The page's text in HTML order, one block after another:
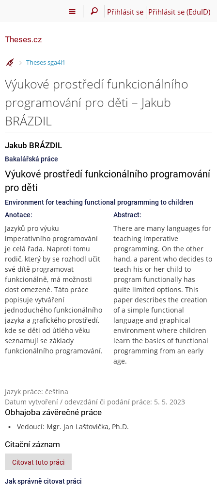
Přihlásit se Přihlásit se (EduID)
Theses.cz
>
Theses sga4i1
Výukové prostředí funkcionálního
programování pro děti – Jakub
BRÁZDIL
Jakub BRÁZDIL
Bakalářská práce
Výukové prostředí funkcionálního programování
pro děti
Environment for teaching functional programming to children
Anotace:
Jazyků pro výuku
imperativního programování
je celá řada. Naproti tomu
rodič, který by se rozhodl učit
své dítě programovat
funkcionálně, má možnosti
dost omezené. Táto práce
popisuje vytváření
jednoduchého funkcionálního
jazyka a grafického prostředí,
kde se děti od útlého věku
seznamují se základy
funkcionálního programování.
Abstract:
There are many languages for
teaching imperative
programming. On the other
hand, a parent who decides to
teach his or her child to
program functionally has
quite limited options. This
paper describes the creation
of a simple functional
language and graphical
environment where children
learn the basics of functional
programming from an early
age.
Jazyk práce: čeština
Datum vytvoření / odevzdání či podání práce: 5. 5. 2023
Obhajoba závěrečné práce
Vedoucí: Mgr. Jan Laštovička, Ph.D.
Citační záznam
Citovat tuto práci
Jak správně citovat práci